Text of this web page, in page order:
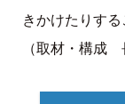
きかけたりする
（取材・構成